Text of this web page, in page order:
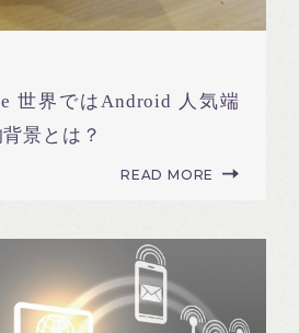
世界ではAndroid 人気端
景とは？
READ MORE